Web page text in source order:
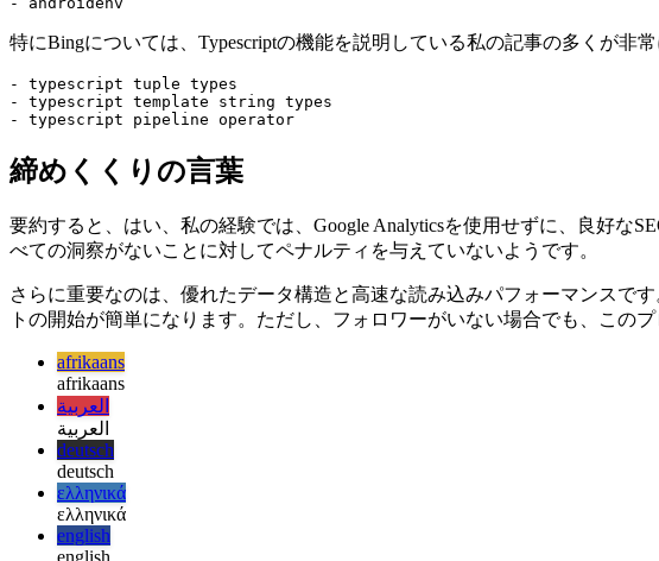
- typescript pipeline operator
- kickscale scheduler
特にBingについては、Typescriptの機能を説明している私の記事の多くが非
- typescript template string types
締めくくりの言葉
要約すると、はい、私の経験では、Google Analyticsを使用せずに、良好な
べての洞察がないことに対してペナルティを与えていないようです。
さらに重要なのは、優れたデータ構造と高速な読み込みパフォーマンスで
トの開始が簡単になります。ただし、フォロワーがいない場合でも、この
afrikaans
afrikaans
العربية
العربية
deutsch
deutsch